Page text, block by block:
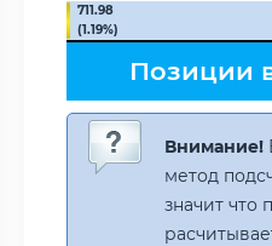
711.98
(1.19%)
Позиции
Внимание!
метод
значит что